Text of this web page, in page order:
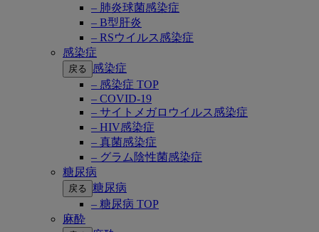
– 肺炎球菌感染症
– B型肝炎
– RSウイルス感染症
感染症
戻る
感染症
– 感染症 TOP
– COVID-19
– サイトメガロウイルス感染症
– HIV感染症
– 真菌感染症
– グラム陰性菌感染症
糖尿病
戻る 糖尿病
– 糖尿病 TOP
麻酔